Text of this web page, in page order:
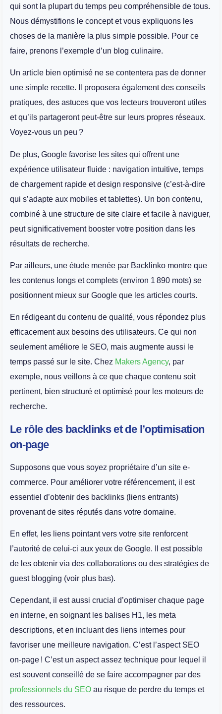
qui sont la plupart du temps peu compréhensible de tous.
Nous démystifions le concept et vous expliquons les
choses de la manière la plus simple possible. Pour ce
faire, prenons l’exemple d’un blog culinaire.
Un article bien optimisé ne se contentera pas de donner
une simple recette. Il proposera également des conseils
pratiques, des astuces que vos lecteurs trouveront utiles
et qu’ils partageront peut-être sur leurs propres réseaux.
Voyez-vous un peu ?
De plus, Google favorise les sites qui offrent une
expérience utilisateur fluide : navigation intuitive, temps
de chargement rapide et design responsive (c’est-à-dire
qui s’adapte aux mobiles et tablettes). Un bon contenu,
combiné à une structure de site claire et facile à naviguer,
peut significativement booster votre position dans les
résultats de recherche.
Par ailleurs, une étude menée par Backlinko montre que
les contenus longs et complets (environ 1 890 mots) se
positionnent mieux sur Google que les articles courts.
En rédigeant du contenu de qualité, vous répondez plus
efficacement aux besoins des utilisateurs. Ce qui non
seulement améliore le SEO, mais augmente aussi le
temps passé sur le site. Chez Makers Agency, par
exemple, nous veillons à ce que chaque contenu soit
pertinent, bien structuré et optimisé pour les moteurs de
recherche.
Le rôle des backlinks et de l’optimisation
on-page
Supposons que vous soyez propriétaire d’un site e-
commerce. Pour améliorer votre référencement, il est
essentiel d’obtenir des backlinks (liens entrants)
provenant de sites réputés dans votre domaine.
En effet, les liens pointant vers votre site renforcent
l’autorité de celui-ci aux yeux de Google. Il est possible
de les obtenir via des collaborations ou des stratégies de
guest blogging (voir plus bas).
Cependant, il est aussi crucial d’optimiser chaque page
en interne, en soignant les balises H1, les meta
descriptions, et en incluant des liens internes pour
favoriser une meilleure navigation. C’est l’aspect SEO
on-page ! C’est un aspect assez technique pour lequel il
est souvent conseillé de se faire accompagner par des
professionnels du SEO au risque de perdre du temps et
des ressources.